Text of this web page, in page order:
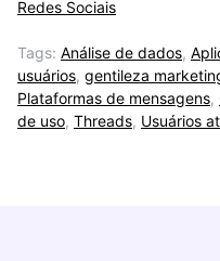
Redes Sociais
Tags: Análise de dados,
usuários, gentileza
Plataformas de mensagens,
de uso, Threads, Usuários